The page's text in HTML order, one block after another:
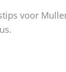
voor